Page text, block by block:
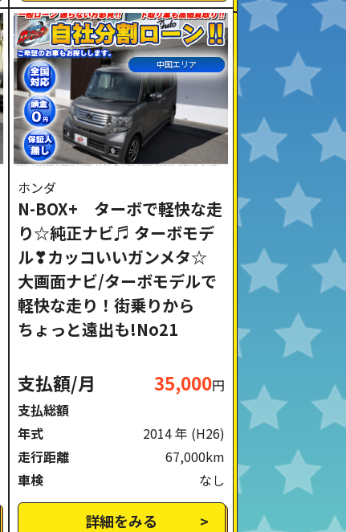
中国エリア
ホンダ
N-BOX+ ターボで軽快な走
り☆純正ナビ♬ ターボモデ
ル❣カッコいいガンメタ☆
大画面ナビ/ターボモデルで
軽快な走り！街乗りから
ちょっと遠出も!No21
支払額/月 35,000円
支払総額
年式
2014 年 (H26)
走行距離
67,000km
車検
なし
詳細をみる